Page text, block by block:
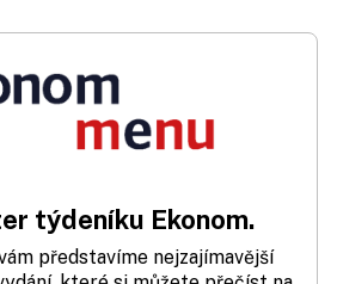
týdeníku Ekonom.
představíme nejzajímavější